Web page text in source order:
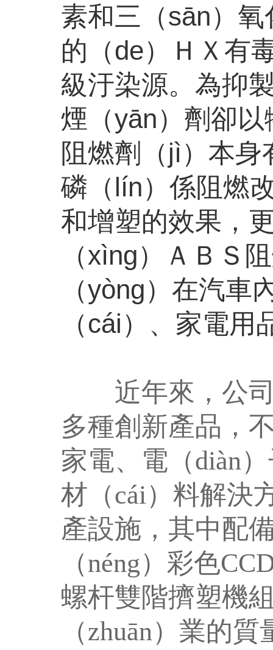
素和三（sān）
的（de）ＨＸ有
級汙染源。為抑
煙（yān）劑卻
阻燃劑（jì）本
磷（lín）係阻燃
和增塑的效果，
（xìng）ＡＢＳ
（yòng）在汽
（cái）、家電
近年來，公司
多種創新產品，
家電、電（diàn
材（cái）料解決
產設施，其中配
（néng）彩色
螺杆雙階擠塑機
（zhuān）業的